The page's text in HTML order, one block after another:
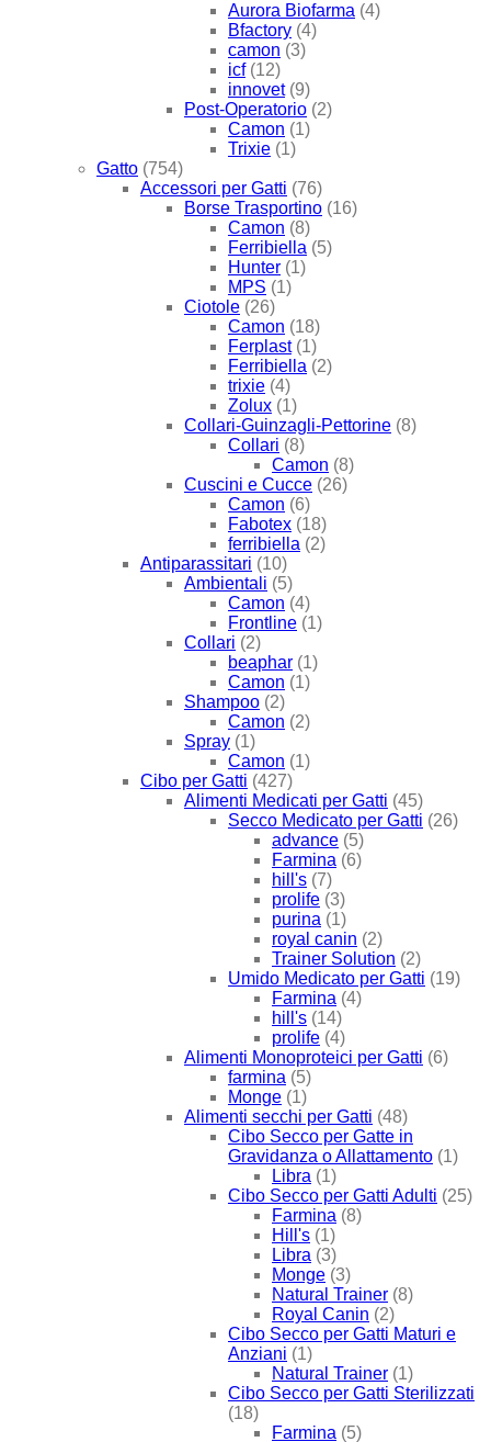
Aurora Biofarma (4)
Bfactory (4)
camon (3)
icf (12)
innovet (9)
Post-Operatorio (2)
Camon (1)
Trixie (1)
Gatto (754)
Accessori per Gatti (76)
Borse Trasportino (16)
Camon (8)
Ferribiella (5)
Hunter (1)
MPS (1)
Ciotole (26)
Camon (18)
Ferplast (1)
Ferribiella (2)
trixie (4)
Zolux (1)
Collari-Guinzagli-Pettorine (8)
Collari (8)
Camon (8)
Cuscini e Cucce (26)
Camon (6)
Fabotex (18)
ferribiella (2)
Antiparassitari (10)
Ambientali (5)
Camon (4)
Frontline (1)
Collari (2)
beaphar (1)
Camon (1)
Shampoo (2)
Camon (2)
Spray (1)
Camon (1)
Cibo per Gatti (427)
Alimenti Medicati per Gatti (45)
Secco Medicato per Gatti (26)
advance (5)
Farmina (6)
hill's (7)
prolife (3)
purina (1)
royal canin (2)
Trainer Solution (2)
Umido Medicato per Gatti (19)
Farmina (4)
hill's (14)
prolife (4)
Alimenti Monoproteici per Gatti (6)
farmina (5)
Monge (1)
Alimenti secchi per Gatti (48)
Cibo Secco per Gatte in
Gravidanza o Allattamento (1)
Libra (1)
Cibo Secco per Gatti Adulti (25)
Farmina (8)
Hill's (1)
Libra (3)
Monge (3)
Natural Trainer (8)
Royal Canin (2)
Cibo Secco per Gatti Maturi e
Anziani (1)
Natural Trainer (1)
Cibo Secco per Gatti Sterilizzati
(18)
Farmina (5)